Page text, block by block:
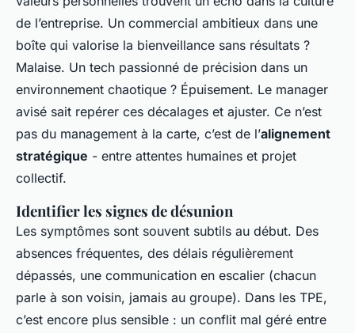
de l’entreprise. Un commercial ambitieux dans une
boîte qui valorise la bienveillance sans résultats ?
Malaise. Un tech passionné de précision dans un
environnement chaotique ? Épuisement. Le manager
avisé sait repérer ces décalages et ajuster. Ce n’est
pas du management à la carte, c’est de l’alignement
stratégique - entre attentes humaines et projet
collectif.
Identifier les signes de désunion
Les symptômes sont souvent subtils au début. Des
absences fréquentes, des délais régulièrement
dépassés, une communication en escalier (chacun
parle à son voisin, jamais au groupe). Dans les TPE,
c’est encore plus sensible : un conflit mal géré entre